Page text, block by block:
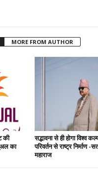
MORE FROM AUTHOR
की
का
सद्भावना से ही होगा विश्व
परिवर्तन से राष्ट्र निर्माण -
महाराज